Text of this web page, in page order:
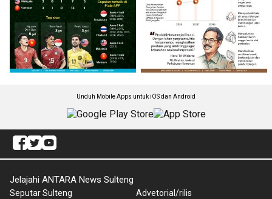
Unduh Mobile Apps untuk iOS dan Android
Jelajahi ANTARA News Sulteng
Seputar Sulteng
Advetorial/rilis